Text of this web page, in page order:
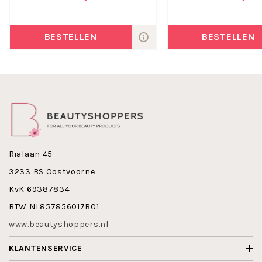
ROOT EXTRACT$ SODIUM HYDROXYMETHYL GLYCINATE •
PROPYLPARABEN • BENZYL BENZOATE • BENZYL SALICYLATE
• CITRONELLOL • COUMARIN • EUGENOL • GERANIOL • HEXYL
CINNAMAL • BUTYLPHENYL METHYLPROPIONAL • LINALOOL •
BESTELLEN BESTELLEN
Rialaan 45
3233 BS Oostvoorne
KvK 69387834
BTW NL857856017B01
www.beautyshoppers.nl
KLANTENSERVICE